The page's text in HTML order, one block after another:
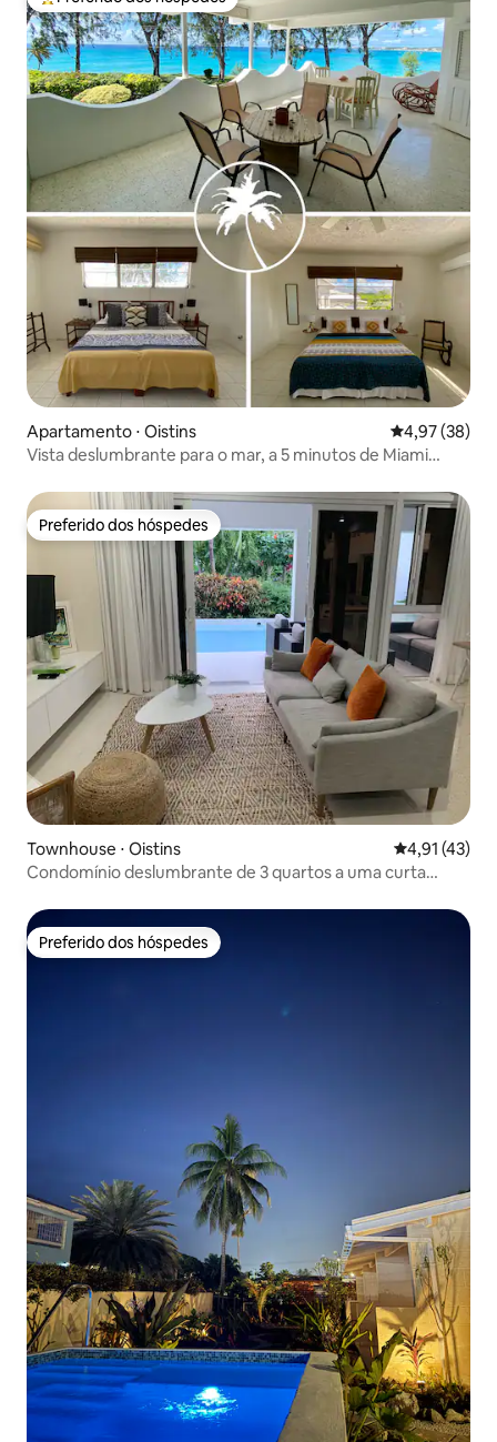
Entre os melhores preferidos dos hóspedes
Apartamento ⋅ Oistins 4,97 de uma
4,97 (38)
Vista deslumbrante para o mar, a 5 minutos de Miami
Preferido dos hóspedes
Preferido dos hóspedes
Townhouse ⋅ Oistins 4,91 de uma
4,91 (43)
Condomínio deslumbrante de 3 quartos a uma curta
Preferido dos hóspedes
Preferido dos hóspedes